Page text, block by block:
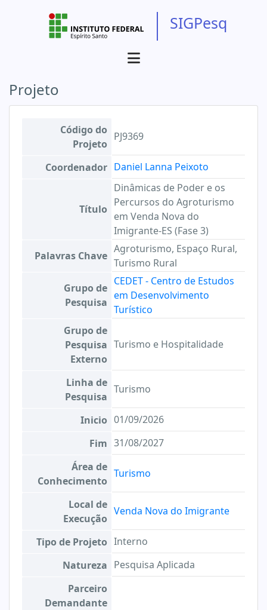
SIGPesq
Projeto
Código do
Projeto
PJ9369
Coordenador Daniel Lanna Peixoto
Título
Dinâmicas de Poder e os
Percursos do Agroturismo
em Venda Nova do
Imigrante-ES (Fase 3)
Palavras Chave
Agroturismo, Espaço Rural,
Turismo Rural
Grupo de
Pesquisa
CEDET - Centro de Estudos
em Desenvolvimento
Turístico
Grupo de
Pesquisa
Externo
Turismo e Hospitalidade
Linha de
Pesquisa
Turismo
Inicio 01/09/2026
Fim 31/08/2027
Área de
Conhecimento
Turismo
Local de
Execução
Venda Nova do Imigrante
Tipo de Projeto Interno
Natureza Pesquisa Aplicada
Parceiro
Demandante